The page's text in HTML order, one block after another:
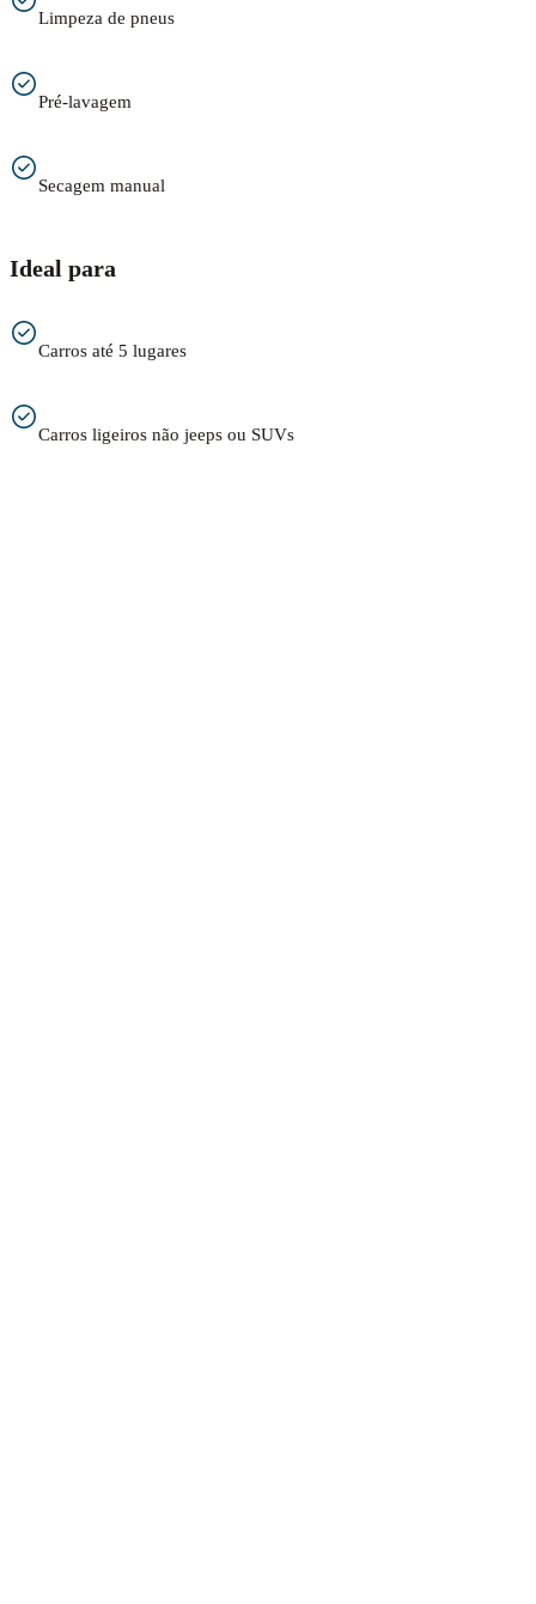
Limpeza de pneus
Pré-lavagem
Secagem manual
Ideal para
Carros até 5 lugares
Carros ligeiros não jeeps ou SUVs